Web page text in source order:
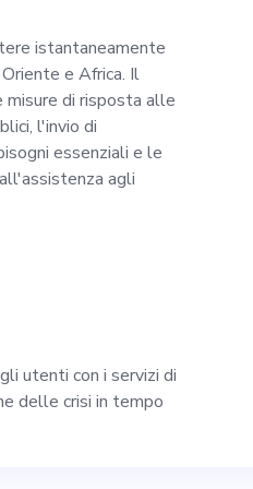
dello
e la
parti
istantaneamente
e Africa. Il
di risposta alle
l'invio di
essenziali e le
agli
utenti con i servizi di
delle crisi in tempo